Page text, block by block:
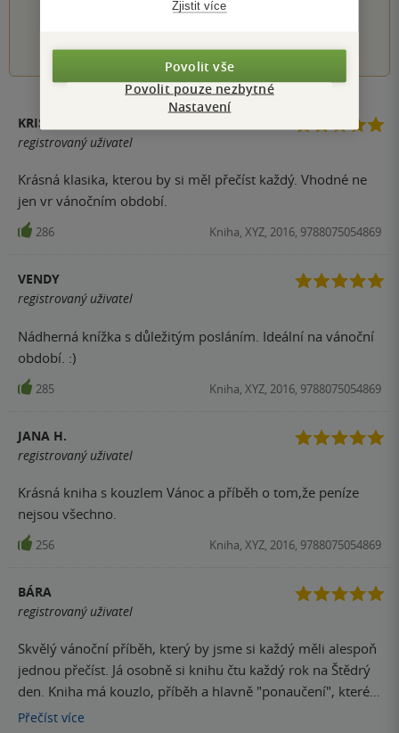
KRISTÝNA VAŇKOVÁ
registrovaný uživatel
Krásná klasika, kterou by si měl přečíst každý. Vhodné ne
jen vr vánočním období.
286 Kniha, XYZ, 2016, 9788075054869
VENDY
registrovaný uživatel
Nádherná knížka s důležitým posláním. Ideální na vánoční
období. :)
285 Kniha, XYZ, 2016, 9788075054869
JANA H.
registrovaný uživatel
Krásná kniha s kouzlem Vánoc a příběh o tom,že peníze
nejsou všechno.
256 Kniha, XYZ, 2016, 9788075054869
BÁRA
registrovaný uživatel
Skvělý vánoční příběh, který by jsme si každý měli alespoň
jednou přečíst. Já osobně si knihu čtu každý rok na Štědrý
den. Kniha má kouzlo, příběh a hlavně "ponaučení", které
se k tomuto období na 100% hodí. Výborně napsané, čtivé,
Přečíst více
Zjistit více
Povolit vše
Povolit pouze nezbytné
Nastavení